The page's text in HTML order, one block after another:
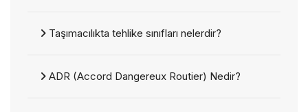
Taşımacılıkta tehlike sınıfları nelerdir?
ADR (Accord Dangereux Routier) Nedir?